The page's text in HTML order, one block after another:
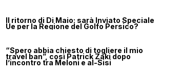
Il ritorno di Di Maio: sarà Inviato Speciale
Ue per la Regione del Golfo Persico?
“Spero abbia chiesto di togliere il mio
travel ban”, così Patrick Zaki dopo
l’incontro tra Meloni e al-Sisi